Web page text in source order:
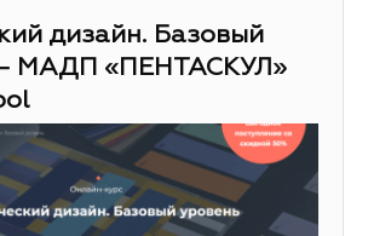
дизайн. Базовый
МАДП «ПЕНТАСКУЛ»